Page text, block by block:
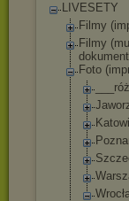
LIVESETY
Filmy
Filmy
Foto